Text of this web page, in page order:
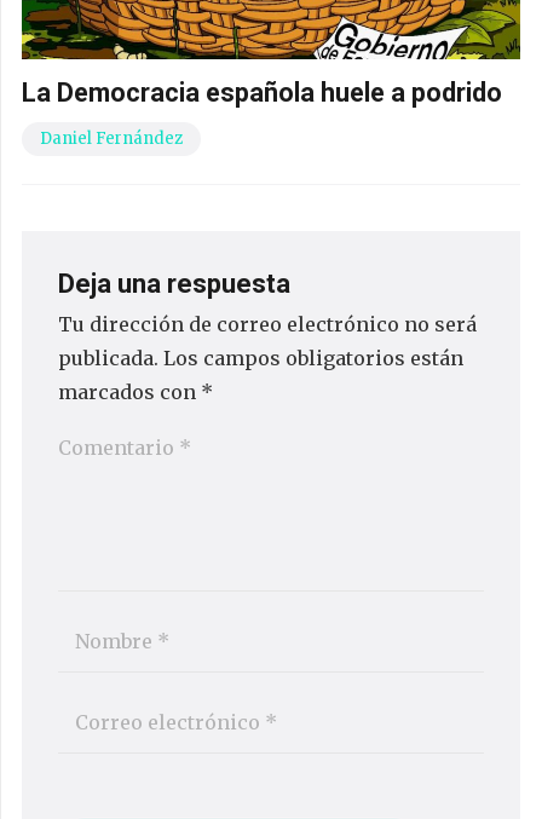
La Democracia española huele a podrido
Daniel Fernández
Deja una respuesta
Tu dirección de correo electrónico no será
publicada. Los campos obligatorios están
marcados con *